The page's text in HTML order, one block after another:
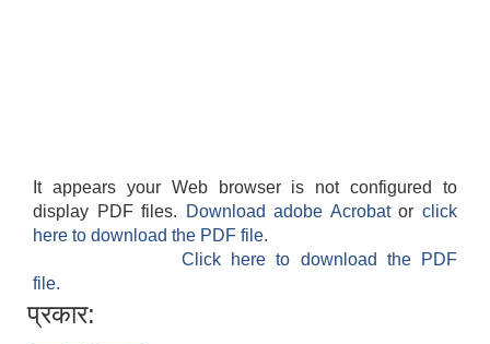
It appears your Web browser is not configured to
display PDF files.
Download adobe Acrobatorclick
here to download the PDF file.
Click here to download the PDF
file.
प्रकार: